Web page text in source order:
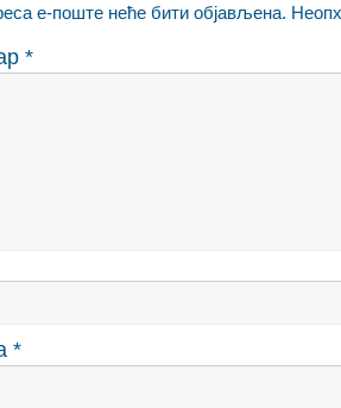
е-поште неће бити објављена.
*
*